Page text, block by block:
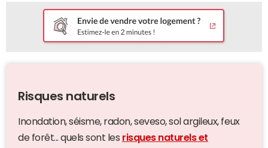
Risques naturels
Inondation, séisme, radon, seveso, sol argileux, feux
de forêt... quels sont les risques naturels et